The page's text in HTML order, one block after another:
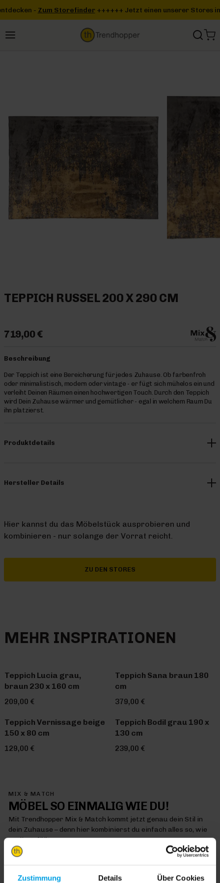
Zustimmung Details Über Cookies
+++ +++ Jetzt einen unserer Stores in deiner Nähe
TEPPICH RUSSEL 200 X 290 CM
719,00 €
Beschreibung
Der Teppich ist eine Bereicherung für jedes Zuhause. Ob farbenfroh
oder minimalistisch, modern oder vintage - er fügt sich mühelos ein und
verleiht Deinen Räumen einen hochwertigen Touch. Durch den Teppich
wird Dein Zuhause wärmer und gemütlicher - egal in welchem Raum Du
ihn platzierst.
Produktdetails
Hersteller Details
Hier kannst du das Möbelstück ausprobieren und
kombinieren - nur solange der Vorrat reicht.
ZU DEN STORES
MEHR INSPIRATIONEN
Teppich Lucia grau,
braun 230 x 160 cm
209,00 €
Teppich Sana braun 180
cm
379,00 €
Teppich Vernissage beige
150 x 80 cm
129,00 €
Teppich Bodil grau 190 x
130 cm
239,00 €
MIX & MATCH
MÖBEL SO EINMALIG WIE DU!
Mit Trendhopper Mix & Match kommt jetzt genau dein Stil in
dein Zuhause – denn hier kombinierst du einfach alles so, wie
es dir gefällt
MIX & MATCH DICH HAPPY